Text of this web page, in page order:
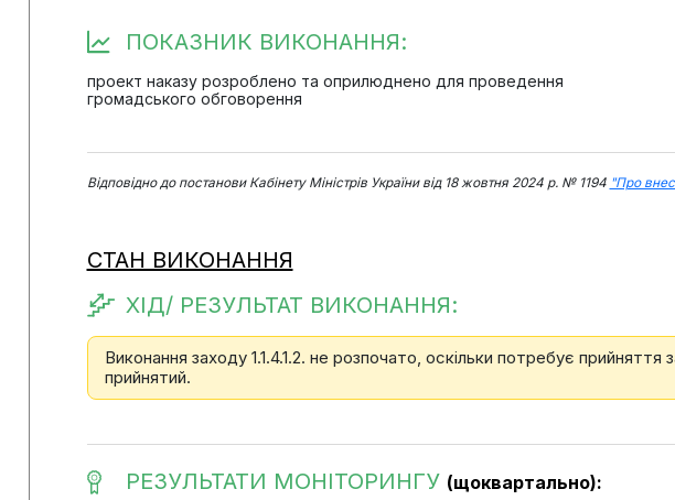
ПОКАЗНИК ВИКОНАННЯ:
проект наказу розроблено та оприлюднено для проведення
громадського обговорення
Відповідно до постанови Кабінету Міністрів України від 18 жовтня 2024 р. № 1194 "Про
СТАН ВИКОНАННЯ
ХІД/ РЕЗУЛЬТАТ ВИКОНАННЯ:
Виконання заходу 1.1.4.1.2. не розпочато, оскільки потребує прийняття
прийнятий.
РЕЗУЛЬТАТИ МОНІТОРИНГУ (щоквартально):